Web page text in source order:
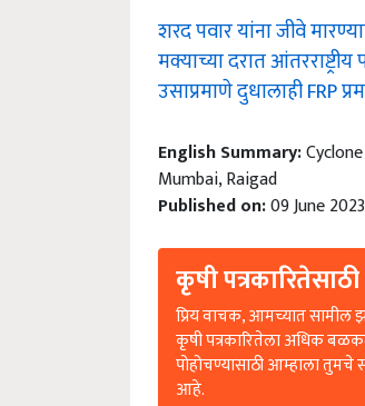
शरद पवार यांना जीवे
मक्याच्या दरात
उसाप्रमाणे दुधालाही FRP
English Summary:
Mumbai, Raigad
Published on:09 June
कृषी
प्रिय वाचक, आमच्यात सामील
कृषी पत्रकारितेला अधिक
पोहोचण्यासाठी आम्हाला
आहे.